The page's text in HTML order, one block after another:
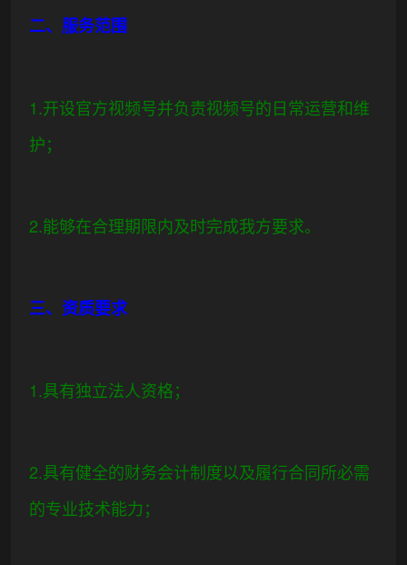
二、服务范围
1.开设官方视频号并负责视频号的日常运营和维
护；
2.能够在合理期限内及时完成我方要求。
三、资质要求
1.具有独立法人资格；
2.具有健全的财务会计制度以及履行合同所必需
的专业技术能力；